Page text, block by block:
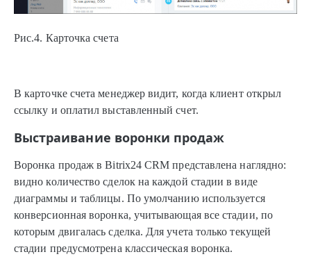
Рис.4. Карточка счета
В карточке счета менеджер видит, когда клиент открыл
ссылку и оплатил выставленный счет.
Выстраивание воронки продаж
Воронка продаж в Bitrix24 CRM представлена наглядно:
видно количество сделок на каждой стадии в виде
диаграммы и таблицы. По умолчанию используется
конверсионная воронка, учитывающая все стадии, по
которым двигалась сделка. Для учета только текущей
стадии предусмотрена классическая воронка.